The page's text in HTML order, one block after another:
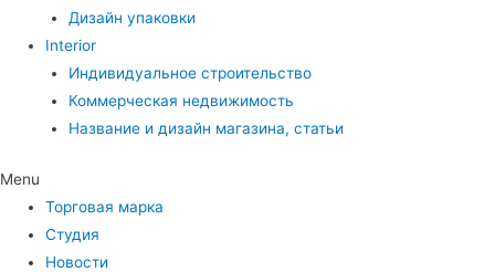
Дизайн упаковки
Interior
Индивидуальное строительство
Коммерческая недвижимость
Название и дизайн магазина, статьи
Menu
Торговая марка
Студия
Новости